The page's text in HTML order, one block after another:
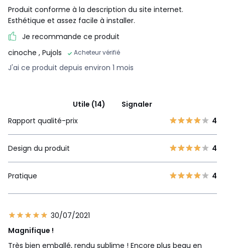
Produit conforme à la description du site internet.
Esthétique et assez facile à installer.
Je recommande ce produit
cinoche , Pujols Acheteur vérifié
J'ai ce produit depuis environ 1 mois
Utile (14)
Signaler
Rapport qualité-prix
4
Design du produit 4
Pratique 4
30/07/2021
Magnifique !
Très bien emballé, rendu sublime ! Encore plus beau en